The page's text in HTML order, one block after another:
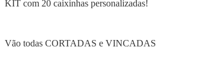
KIT com 20 caixinhas personalizadas!
Vão todas CORTADAS e VINCADAS